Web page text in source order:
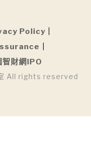
Policy
智財網IPO
All rights reserved